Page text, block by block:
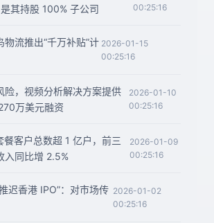
其持股 100% 子公司
00:25:16
流推出“千万补贴”计 2026-01-15
00:25:16
险，视频分析解决方案提供
万美元融资
2026-01-10
00:25:16
餐客户总数超 1 亿户，前三
入同比增 2.5%
2026-01-09
00:25:16
迟香港 IPO”：对市场传 2026-01-02
00:25:16